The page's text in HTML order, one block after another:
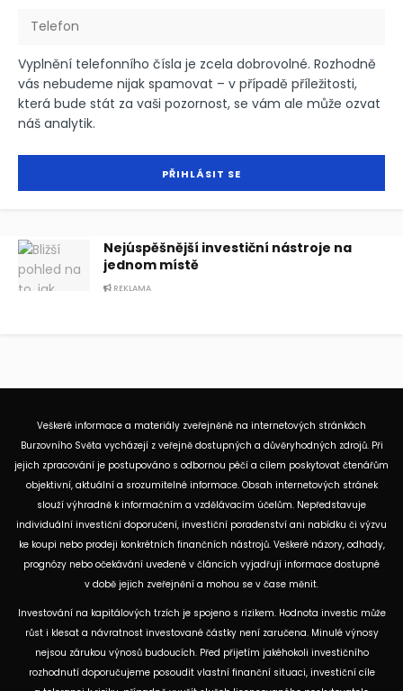
Vyplnění telefonního čísla je zcela dobrovolné. Rozhodně
vás nebudeme nijak spamovat – v případě příležitosti,
která bude stát za vaši pozornost, se vám ale může ozvat
náš analytik.
Nejúspěšnější investiční nástroje na
jednom místě
REKLAMA
Veškeré informace a materiály zveřejněné na internetových stránkách
Burzovního Světa vycházejí z veřejně dostupných a důvěryhodných zdrojů. Při
jejich zpracování je postupováno s odbornou péčí a cílem poskytovat čtenářům
objektivní, aktuální a srozumitelné informace. Obsah internetových stránek
slouží výhradně k informačním a vzdělávacím účelům. Nepředstavuje
individuální investiční doporučení, investiční poradenství ani nabídku či výzvu
ke koupi nebo prodeji konkrétních finančních nástrojů. Veškeré názory, odhady,
prognózy nebo očekávání uvedené v článcích vyjadřují informace dostupné
v době jejich zveřejnění a mohou se v čase měnit.
Investování na kapitálových trzích je spojeno s rizikem. Hodnota investic může
růst i klesat a návratnost investované částky není zaručena. Minulé výnosy
nejsou zárukou výnosů budoucích. Před přijetím jakéhokoli investičního
rozhodnutí doporučujeme posoudit vlastní finanční situaci, investiční cíle